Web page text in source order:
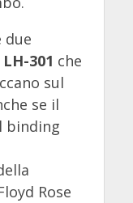
due
301 che
sul
se il
binding
Rose